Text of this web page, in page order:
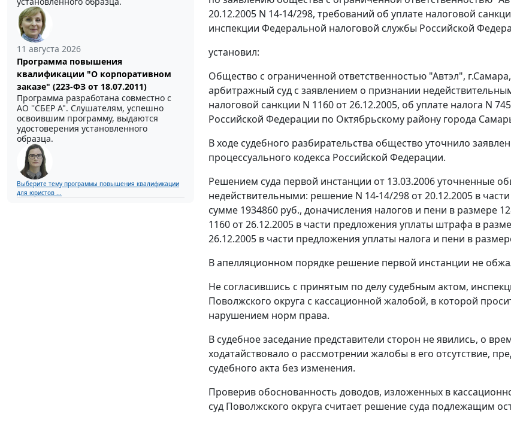
11 августа 2026
Программа повышения
квалификации "О корпоративном
заказе" (223-ФЗ от 18.07.2011)
Программа разработана совместно с
АО ''СБЕР А". Слушателям, успешно
освоившим программу, выдаются
удостоверения установленного
образца.
Выберите тему программы повышения квалификации
для юристов ...
20.12.2005 N 14-14/298, требований об уплате налоговой
инспекции Федеральной налоговой службы Российской
установил:
Общество с ограниченной ответственностью "Автэл",
арбитражный суд с заявлением о признании
налоговой санкции N 1160 от 26.12.2005, об уплате налога N
Российской Федерации по Октябрьскому району города
В ходе судебного разбирательства общество уточнило
процессуального кодекса Российской Федерации.
Решением суда первой инстанции от 13.03.2006 уточненные
недействительными: решение N 14-14/298 от 20.12.2005 в
сумме 1934860 руб., доначисления налогов и пени в размере
1160 от 26.12.2005 в части предложения уплаты штрафа в
26.12.2005 в части предложения уплаты налога и пени в
В апелляционном порядке решение первой инстанции не
Не согласившись с принятым по делу судебным актом,
Поволжского округа с кассационной жалобой, в которой
нарушением норм права.
В судебное заседание представители сторон не явились, о
ходатайствовало о рассмотрении жалобы в его отсутствие,
судебного акта без изменения.
Проверив обоснованность доводов, изложенных в
суд Поволжского округа считает решение суда подлежащим